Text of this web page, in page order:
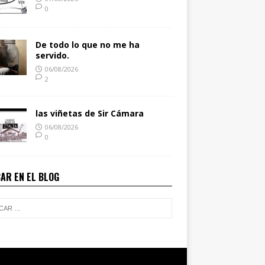
0
De todo lo que no me ha
servido.
06/08/2026
2
las viñetas de Sir Cámara
06/08/2026
0
EN EL BLOG